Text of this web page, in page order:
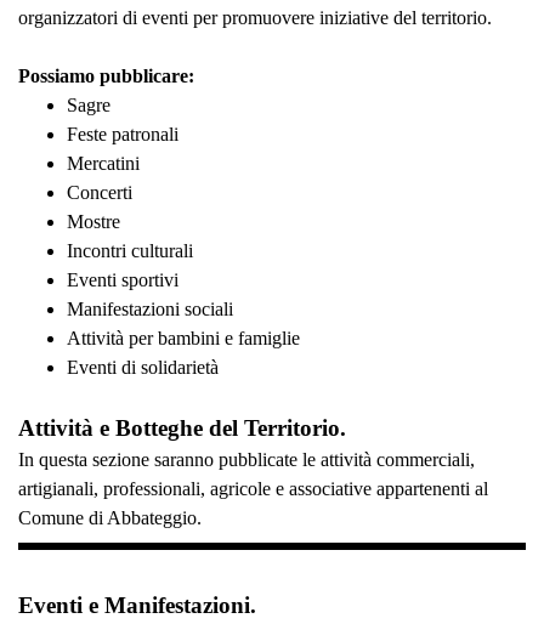
organizzatori di eventi per promuovere iniziative del territorio.
Possiamo pubblicare:
Sagre
Feste patronali
Mercatini
Concerti
Mostre
Incontri culturali
Eventi sportivi
Manifestazioni sociali
Attività per bambini e famiglie
Eventi di solidarietà
Attività e Botteghe del Territorio.
In questa sezione saranno pubblicate le attività commerciali,
artigianali, professionali, agricole e associative appartenenti al
Comune di Abbateggio.
Eventi e Manifestazioni.